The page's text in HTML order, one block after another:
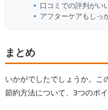
口コミでの評判がい
アフターケアもしっ
まとめ
いかがでしたでしょうか。こ
節約方法について、3つのポ